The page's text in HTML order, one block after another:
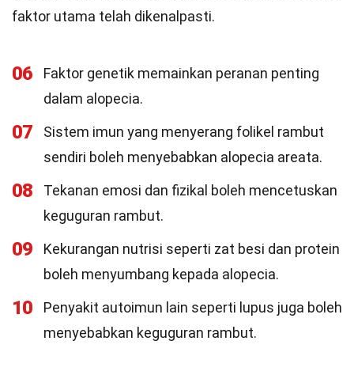
faktor utama telah dikenalpasti.
06
Faktor genetik memainkan peranan penting
dalam alopecia.
07
Sistem imun yang menyerang folikel rambut
sendiri boleh menyebabkan alopecia areata.
08
Tekanan emosi dan fizikal boleh mencetuskan
keguguran rambut.
09
Kekurangan nutrisi seperti zat besi dan protein
boleh menyumbang kepada alopecia.
10
Penyakit autoimun lain seperti lupus juga boleh
menyebabkan keguguran rambut.